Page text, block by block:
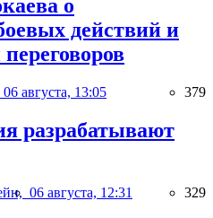
о
действий и
06 августа, 13:05 379
разрабатывают
06 августа, 12:31 329